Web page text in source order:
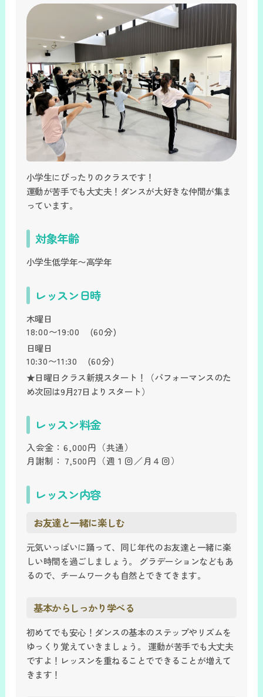
小学生にぴったりのクラスです！
運動が苦手でも大丈夫！ダンスが大好きな仲間が集ま
っています。
対象年齢
小学生低学年〜高学年
レッスン日時
木曜日
18:00〜19:00
(60分)
日曜日
10:30〜11:30
(60分)
★日曜日クラス新規スタート！（パフォーマンスのた
め次回は9月27日よりスタート）
レッスン料金
入会金： 6,000円 （共通）
月謝制： 7,500円 （週１回／月４回）
レッスン内容
お友達と一緒に楽しむ
元気いっぱいに踊って、同じ年代のお友達と一緒に楽
しい時間を過ごしましょう。 グラデーションなどもあ
るので、チームワークも自然とできてきます。
基本からしっかり学べる
初めてでも安心！ダンスの基本のステップやリズムを
ゆっくり覚えていきましょう。 運動が苦手でも大丈夫
ですよ！レッスンを重ねることでできることが増えて
きます！